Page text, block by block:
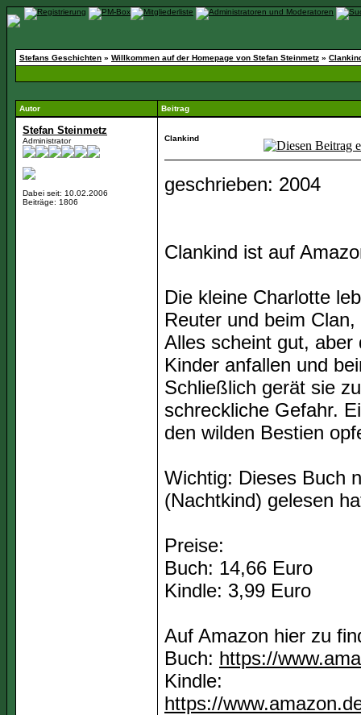
Stefans Geschichten » Willkommen auf der Homepage von Stefan Steinmetz »
Autor Beitrag
Stefan Steinmetz
Administrator
Dabei seit: 10.02.2006
Beiträge: 1806
Clankind
geschrieben: 2004
Clankind ist auf
Die kleine Charlotte
Reuter und beim
Alles scheint gut, aber
Kinder anfallen und
Schließlich gerät sie
schreckliche Gefahr.
den wilden Bestien
Wichtig: Dieses Buch
(Nachtkind) gelesen
Preise:
Buch: 14,66 Euro
Kindle: 3,99 Euro
Auf Amazon hier zu
Buch: https://
Kindle:
https://